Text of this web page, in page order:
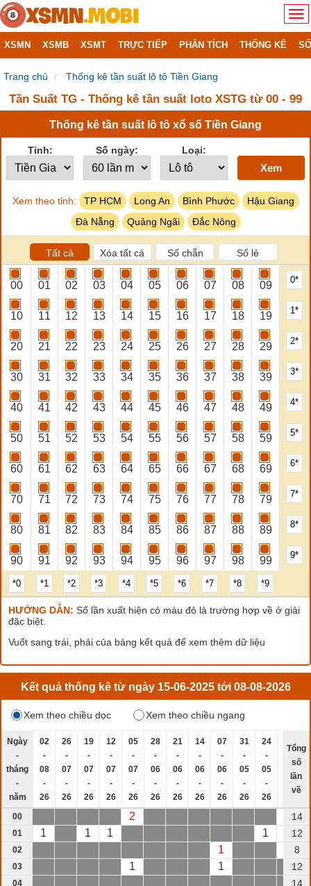
XSMN XSMB XSMT TRỰC TIẾP PHÂN TÍCH THỐNG KÊ
Trang chủ Thống kê tần suất lô tô Tiền Giang
Tần Suất TG - Thống kê tần suất loto XSTG từ 00 - 99
Thống kê tần suất lô tô xổ số Tiền Giang
Tỉnh: Số ngày: Loại:
Xem
Xem theo tỉnh: TP HCM Long An Bình Phước
Hậu Giang
Đà Nẵng
Quảng Ngãi Đắc Nông
Tất cả Xóa tất cả Số chẵn Số lẻ
00 01 02 03 04 05 06 07 08 09 0*
10 11 12 13 14 15 16 17 18 19 1*
20 21 22 23 24 25 26 27 28 29 2*
30 31 32 33 34 35 36 37 38 39 3*
40 41 42 43 44 45 46 47 48 49 4*
50 51 52 53 54 55 56 57 58 59 5*
60 61 62 63 64 65 66 67 68 69 6*
70 71 72 73 74 75 76 77 78 79 7*
80 81 82 83 84 85 86 87 88 89 8*
90 91 92 93 94 95 96 97 98 99 9*
*0 *1 *2 *3 *4 *5 *6 *7 *8 *9
HƯỚNG DẪN: Số lần xuất hiện có màu đỏ là trường hợp về ở giải
đặc biệt.
Vuốt sang trái, phải của bảng kết quả để xem thêm dữ liệu
Kết quả thống kê từ ngày 15-06-2025 tới 08-08-2026
Xem theo chiều dọc Xem theo chiều ngang
Ngày
-
tháng
-
năm
02
-
08
-
26
26
-
07
-
26
19
-
07
-
26
12
-
07
-
26
05
-
07
-
26
28
-
06
-
26
21
-
06
-
26
14
-
06
-
26
07
-
06
-
26
31
-
05
-
26
24
-
05
-
26
Tổng
số
lần
về
00 2 14
01 1 1 1 1 12
02 1 8
03 1 1 12
04 14